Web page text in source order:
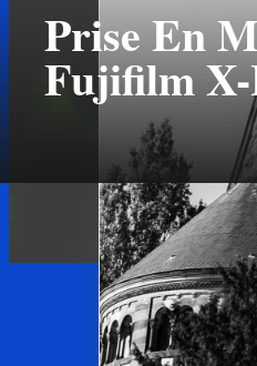
Prise En
Fujifilm